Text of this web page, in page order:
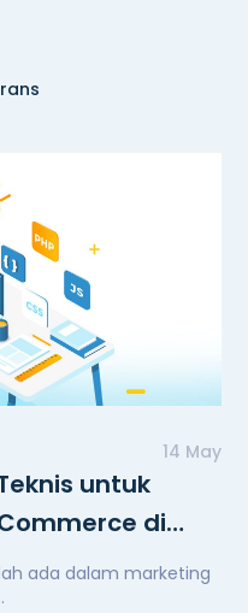
14 May
untuk
di
ada dalam marketing